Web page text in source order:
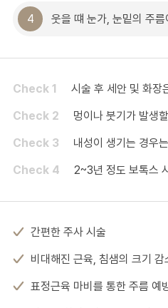
4 웃을 떄 눈가, 눈밑의 주
Check 1
시술 후 세안 및 화장
Check 2
멍이나 붓기가 발생
Check 3
내성이 생기는 경우
Check 4
2~3년 정도 보톡스
간편한 주사 시술
비대해진 근육, 침샘의 크기 감
표정근육 마비를 통한 주름 예